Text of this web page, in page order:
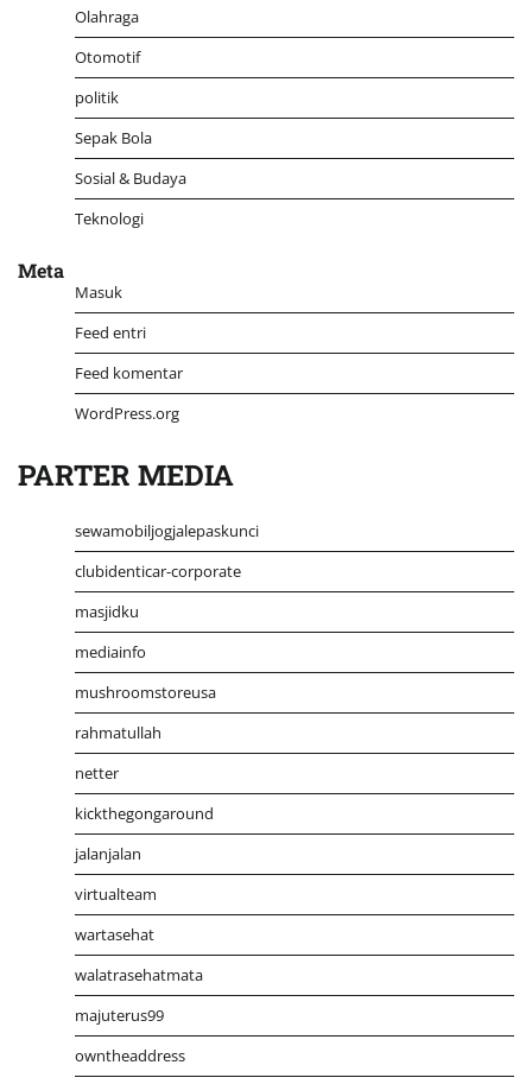
Olahraga
Otomotif
politik
Sepak Bola
Sosial & Budaya
Teknologi
Meta
Masuk
Feed entri
Feed komentar
WordPress.org
PARTER MEDIA
sewamobiljogjalepaskunci
clubidenticar-corporate
masjidku
mediainfo
mushroomstoreusa
rahmatullah
netter
kickthegongaround
jalanjalan
virtualteam
wartasehat
walatrasehatmata
majuterus99
owntheaddress